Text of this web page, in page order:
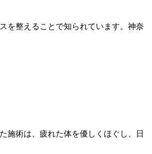
を整えることで知られています。神奈
施術は、疲れた体を優しくほぐし、日